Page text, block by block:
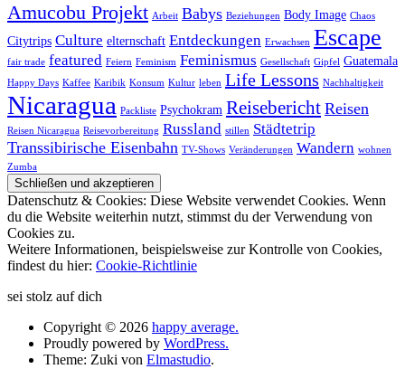
Amucobu Projekt Arbeit Babys Beziehungen Body Image Chaos
Citytrips Culture elternschaft Entdeckungen Erwachsen Escape
fair trade featured Feiern Feminism Feminismus Gesellschaft Gipfel Guatemala
Happy Days Kaffee Karibik Konsum Kultur leben Life Lessons Nachhaltigkeit
Nicaragua Packliste Psychokram Reisebericht Reisen
Reisen Nicaragua Reisevorbereitung Russland stillen Städtetrip
Transsibirische Eisenbahn TV-Shows Veränderungen Wandern wohnen
Zumba
Datenschutz & Cookies: Diese Website verwendet Cookies. Wenn
du die Website weiterhin nutzt, stimmst du der Verwendung von
Cookies zu.
Weitere Informationen, beispielsweise zur Kontrolle von Cookies,
findest du hier: Cookie-Richtlinie
sei stolz auf dich
Copyright © 2026 happy average.
Proudly powered by WordPress.
Theme: Zuki von Elmastudio.